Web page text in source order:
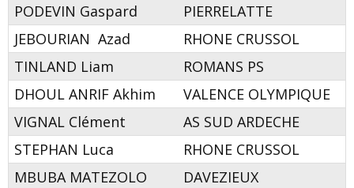
PODEVIN Gaspard
PIERRELATTE
JEBOURIAN Azad
RHONE CRUSSOL
TINLAND Liam
ROMANS PS
DHOUL ANRIF Akhim
VALENCE OLYMPIQUE
VIGNAL Clément
AS SUD ARDECHE
STEPHAN Luca
RHONE CRUSSOL
MBUBA MATEZOLO
DAVEZIEUX